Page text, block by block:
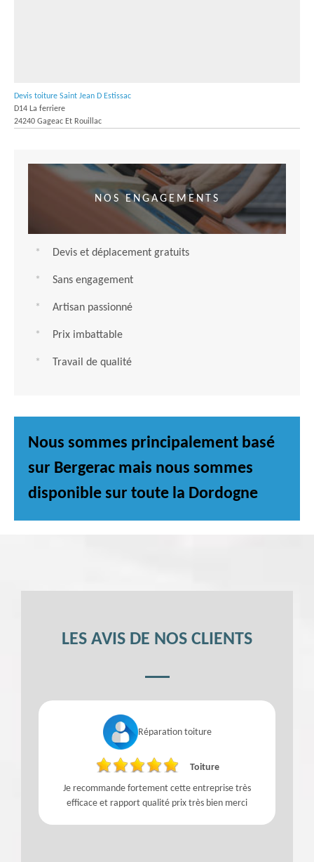
Devis toiture Saint Jean D Estissac
D14 La ferriere
24240 Gageac Et Rouillac
NOS ENGAGEMENTS
Devis et déplacement gratuits
Sans engagement
Artisan passionné
Prix imbattable
Travail de qualité
Nous sommes principalement basé
sur Bergerac mais nous sommes
disponible sur toute la Dordogne
LES AVIS DE NOS CLIENTS
Réparation toiture
Toiture
Je recommande fortement cette entreprise très
efficace et rapport qualité prix très bien merci